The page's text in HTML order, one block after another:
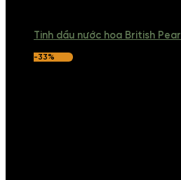
Tinh dầu nước hoa British Pear
-33%